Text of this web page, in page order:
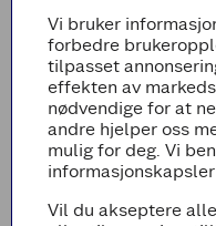
Til servering:
stk
finhakkede
håndfull frisk
Legg til i handleliste
Vi bruker
forbedre
tilpasset
effekten av
nødvendige for at
andre hjelper oss
mulig for deg. Vi
Vil du akseptere